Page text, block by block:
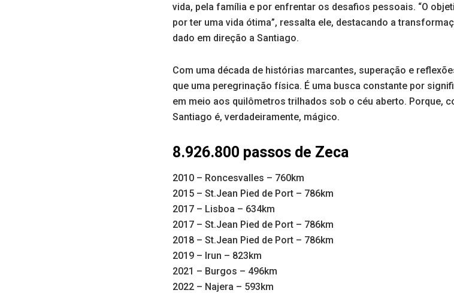
vida, pela família e por enfrentar os desafios pessoais. “O
por ter uma vida ótima”, ressalta ele, destacando a
dado em direção a Santiago.
Com uma década de histórias marcantes, superação e
que uma peregrinação física. É uma busca constante por
em meio aos quilômetros trilhados sob o céu aberto. Porque,
Santiago é, verdadeiramente, mágico.
8.926.800 passos de Zeca
2010 – Roncesvalles – 760km
2015 – St.Jean Pied de Port – 786km
2017 – Lisboa – 634km
2017 – St.Jean Pied de Port – 786km
2018 – St.Jean Pied de Port – 786km
2019 – Irun – 823km
2021 – Burgos – 496km
2022 – Najera – 593km